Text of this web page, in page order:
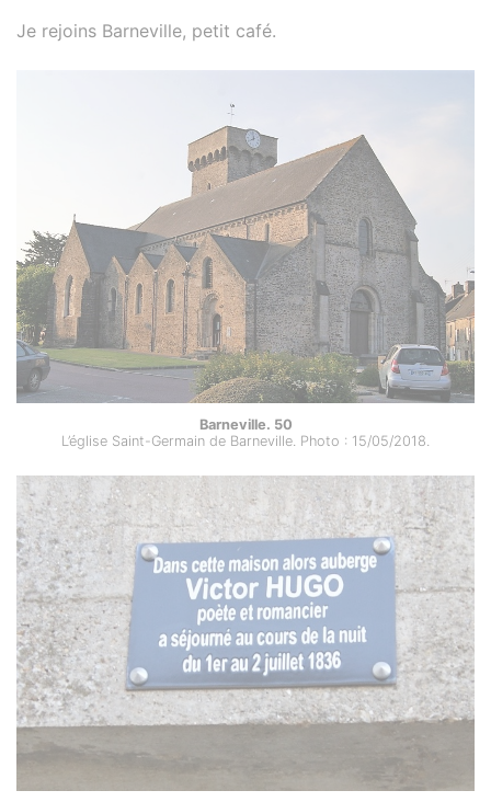
Je rejoins Barneville, petit café.
Barneville. 50
L’église Saint-Germain de Barneville. Photo : 15/05/2018.